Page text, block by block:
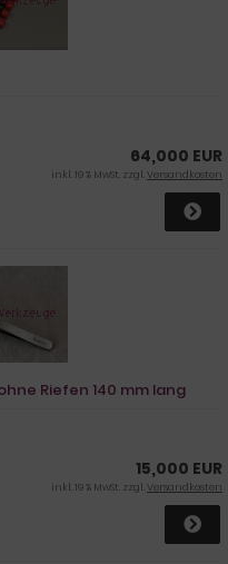
64,000 EUR
inkl. 19 % MwSt. zzgl.Versandkosten
Riefen 140 mm lang
15,000 EUR
inkl. 19 % MwSt. zzgl.Versandkosten